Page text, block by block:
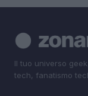
Il tuo universo
tech, fanatismo